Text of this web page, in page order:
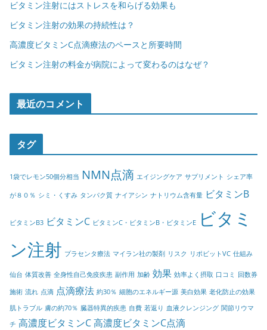
ビタミン注射にはストレスを和らげる効果も
ビタミン注射の効果の持続性は？
高濃度ビタミンC点滴療法のペースと所要時間
ビタミン注射の料金が病院によって変わるのはなぜ？
最近のコメント
タグ
1袋でレモン50個分相当 NMN点滴 エイジングケア サプリメント シェア率
が８０％ シミ・くすみ タンパク質 ナイアシン ナトリウム含有量 ビタミンB
ビタミンB3 ビタミンC ビタミンC・ビタミンB・ビタミンE
ビタミ
ン注射 プラセンタ療法 マイラン社の製剤 リスク リポビットVC 仕組み
仙台 体質改善 全身性自己免疫疾患 副作用 加齢 効果 効率よく摂取 口コミ 回数券
施術 流れ 点滴 点滴療法 約30％ 細胞のエネルギー源 美白効果 老化防止の効果
肌トラブル 膚の約70％ 臓器特異的疾患 自費 若返り 血液クレンジング 関節リウマ
チ 高濃度ビタミンC高濃度ビタミンC点滴